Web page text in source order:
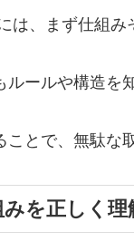
は、まず仕組み
ルールや構造を
ことで、無駄な
みを正しく